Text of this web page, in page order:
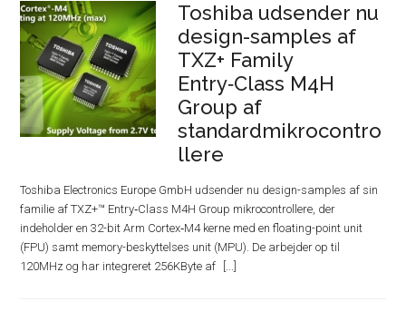
Toshiba udsender nu
design-samples af
TXZ+ Family
Entry‑Class M4H
Group af
standardmikrocontro
llere
Toshiba Electronics Europe GmbH udsender nu design-samples af sin
familie af TXZ+™ Entry‑Class M4H Group mikrocontrollere, der
indeholder en 32-bit Arm Cortex‑M4 kerne med en floating-point unit
(FPU) samt memory-beskyttelses unit (MPU). De arbejder op til
120MHz og har integreret 256KByte af